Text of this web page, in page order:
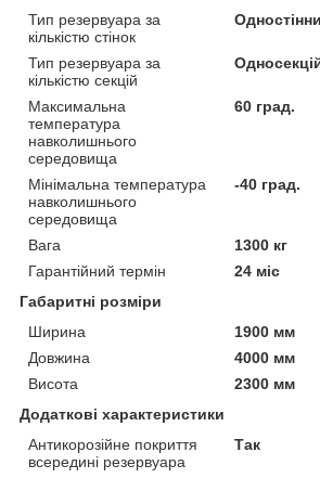
Тип резервуара за
кількістю стінок
Тип резервуара за
кількістю секцій
Максимальна
температура
навколишнього
середовища
60 град.
Мінімальна температура
навколишнього
середовища
-40 град.
Вага
1300 кг
Гарантійний термін
24 міс
Габаритні розміри
Ширина
1900 мм
Довжина
4000 мм
Висота
2300 мм
Додаткові характеристики
Антикорозійне покриття
всередині резервуара
Так